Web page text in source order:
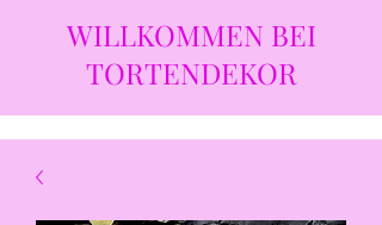
WILLKOMMEN BEI
TORTENDEKOR